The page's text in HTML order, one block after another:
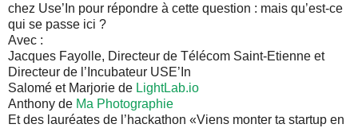
chez Use’In pour répondre à cette question : mais qu’est-ce
qui se passe ici ?
Avec :
Jacques Fayolle, Directeur de Télécom Saint-Etienne et
Directeur de l’Incubateur USE’In
Salomé et Marjorie de LightLab.io
Anthony de Ma Photographie
Et des lauréates de l’hackathon «Viens monter ta startup en